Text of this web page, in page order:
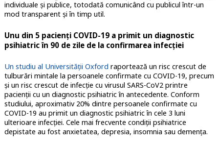
individuale și publice, totodată comunicând cu publicul într-un
mod transparent și în timp util.
Unu din 5 pacienți COVID-19 a primit un diagnostic
psihiatric în 90 de zile de la confirmarea infecției
Un studiu al Universității Oxford raportează un risc crescut de
tulburări mintale la persoanele confirmate cu COVID-19, precum
și un risc crescut de infecție cu virusul SARS-CoV2 printre
pacienții cu un diagnostic psihiatric în antecedente. Conform
studiului, aproximativ 20% dintre persoanele confirmate cu
COVID-19 au primit un diagnostic psihiatric în cele 3 luni
ulterioare infecției. Cele mai frecvente condiții psihiatrice
depistate au fost anxietatea, depresia, insomnia sau demența.